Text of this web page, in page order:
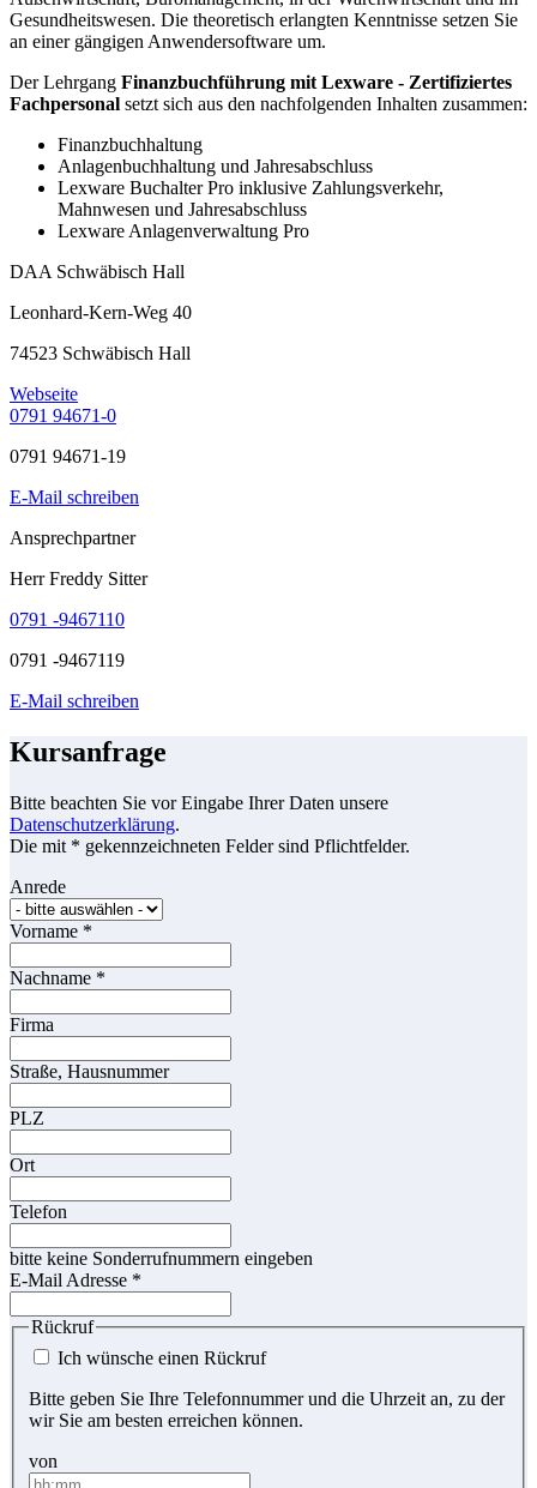
Gesundheitswesen. Die theoretisch erlangten Kenntnisse setzen Sie
an einer gängigen Anwendersoftware um.
Der Lehrgang Finanzbuchführung mit Lexware - Zertifiziertes
Fachpersonal setzt sich aus den nachfolgenden Inhalten zusammen:
Finanzbuchhaltung
Anlagenbuchhaltung und Jahresabschluss
Lexware Buchalter Pro inklusive Zahlungsverkehr,
Mahnwesen und Jahresabschluss
Lexware Anlagenverwaltung Pro
DAA Schwäbisch Hall
Leonhard-Kern-Weg 40
74523 Schwäbisch Hall
Webseite
0791 94671-0
0791 94671-19
E-Mail schreiben
Ansprechpartner
Herr Freddy Sitter
0791 -9467110
0791 -9467119
E-Mail schreiben
Kursanfrage
Bitte beachten Sie vor Eingabe Ihrer Daten unsere
Datenschutzerklärung.
Die mit * gekennzeichneten Felder sind Pflichtfelder.
Anrede
Vorname *
Nachname *
Firma
Straße, Hausnummer
PLZ
Ort
Telefon
bitte keine Sonderrufnummern eingeben
E-Mail Adresse *
Rückruf
Ich wünsche einen Rückruf
Bitte geben Sie Ihre Telefonnummer und die Uhrzeit an, zu der
wir Sie am besten erreichen können.
von